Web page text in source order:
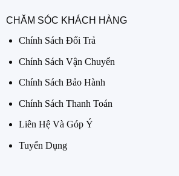
CHĂM SÓC KHÁCH HÀNG
Chính Sách Đổi Trả
Chính Sách Vận Chuyển
Chính Sách Bảo Hành
Chính Sách Thanh Toán
Liên Hệ Và Góp Ý
Tuyển Dụng